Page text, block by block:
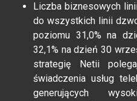
Liczba biznesowych
do wszystkich linii
poziomu 31,0% na
32,1% na dzień 30
strategię Netii
świadczenia usług
generujących